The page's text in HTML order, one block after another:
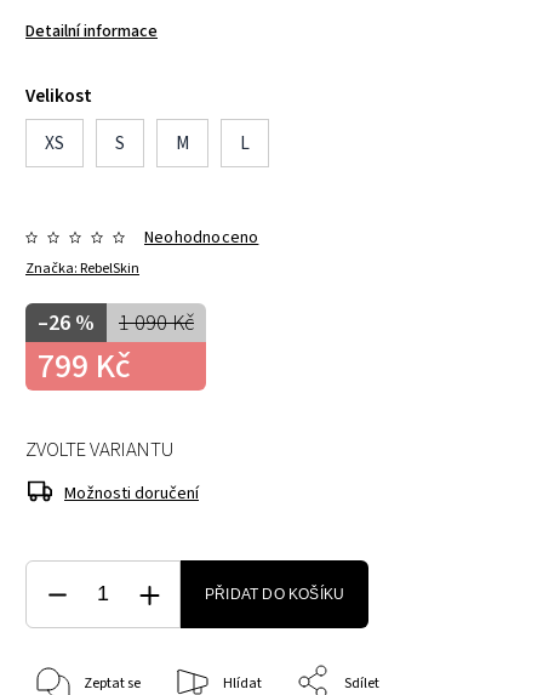
Detailní informace
Velikost
XS
S M L
Značka:RebelSkin
Neohodnoceno
1 090 Kč
–26 %
799 Kč
ZVOLTE VARIANTU
Možnosti doručení
PŘIDAT DO KOŠÍKU
Zeptat se Hlídat Sdílet